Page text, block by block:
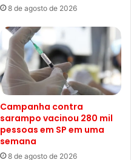
8 de agosto de 2026
Campanha contra
sarampo vacinou 280 mil
pessoas em SP em uma
semana
8 de agosto de 2026